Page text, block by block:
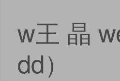
w王 晶
dd）